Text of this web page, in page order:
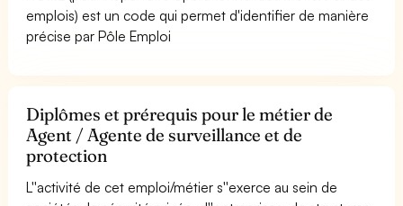
emplois) est un code qui permet d'identifier de manière
précise par Pôle Emploi
Diplômes et prérequis pour le métier de
Agent / Agente de surveillance et de
protection
L''activité de cet emploi/métier s''exerce au sein de